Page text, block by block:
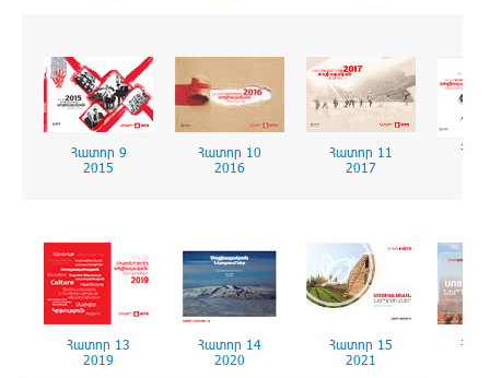
Հատոր 9
2015
Հատոր 10
2016
Հատոր 11
2017
Հատոր 13
2019
Հատոր 14
2020
Հատոր 15
2021